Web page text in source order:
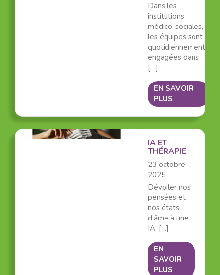
Dans les
institutions
médico-sociales,
les équipes sont
quotidiennement
engagées dans
[…]
EN SAVOIR
PLUS
IA ET
THÉRAPIE
23 octobre
2025
Dévoiler nos
pensées et
nos états
d’âme à une
IA. […]
EN
SAVOIR
PLUS